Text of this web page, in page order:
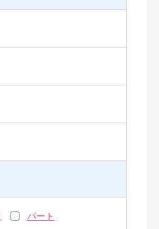
パート